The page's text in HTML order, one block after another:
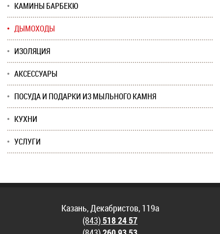
КАМИНЫ БАРБЕКЮ
ДЫМОХОДЫ
ИЗОЛЯЦИЯ
АКСЕССУАРЫ
ПОСУДА И ПОДАРКИ ИЗ МЫЛЬНОГО КАМНЯ
КУХНИ
УСЛУГИ
Казань, Декабристов, 119а
(843)518 24 57